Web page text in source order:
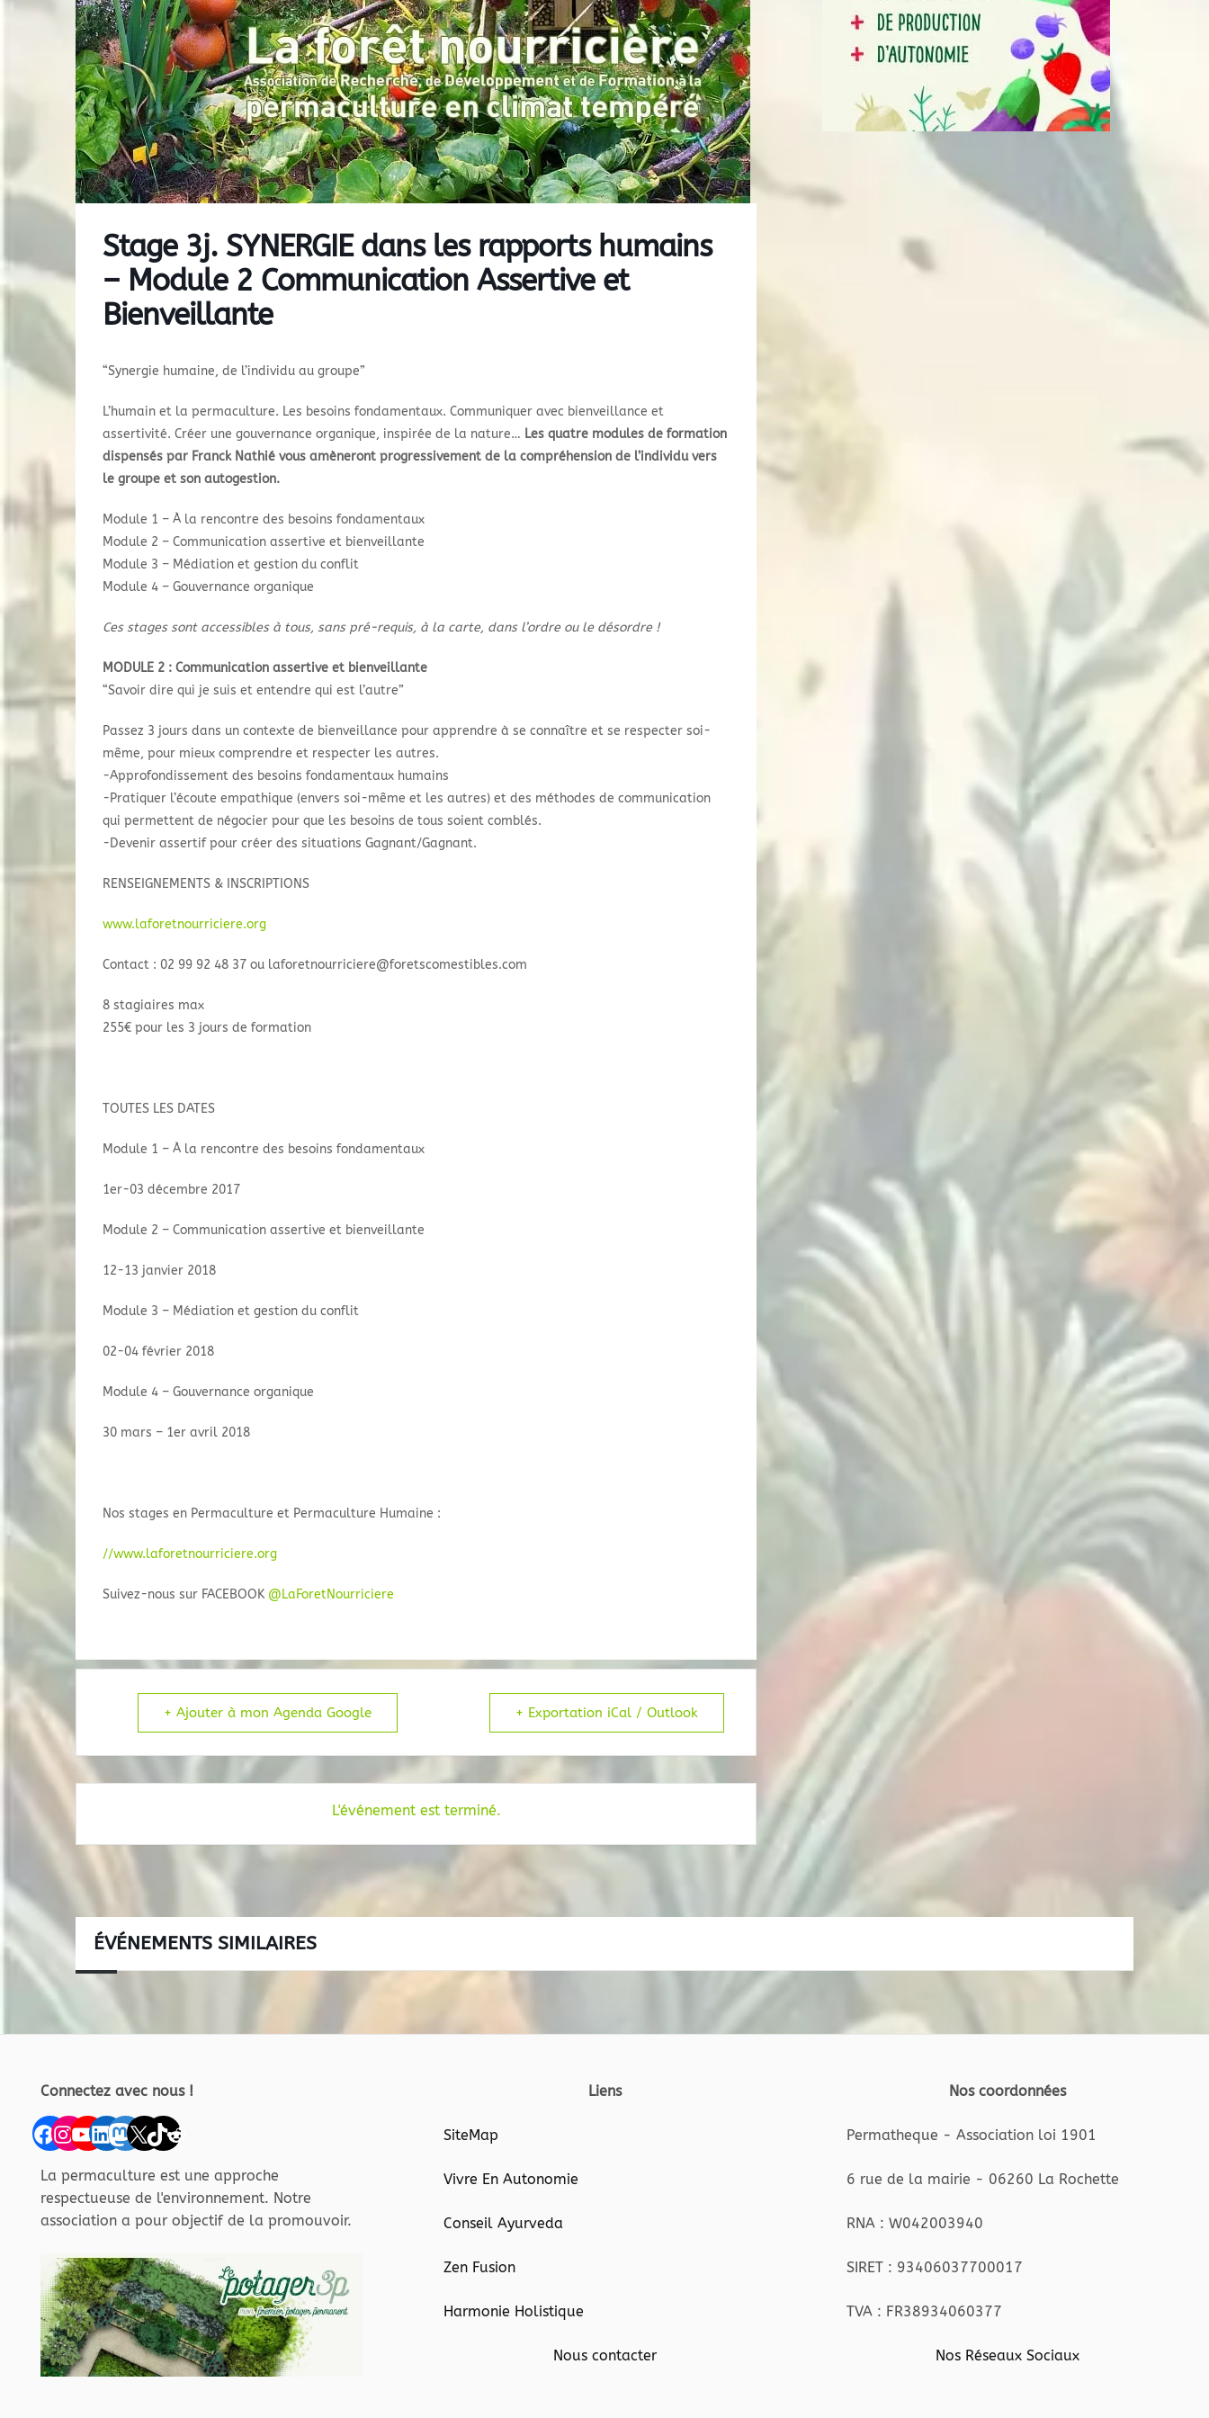
Stage 3j. SYNERGIE dans les rapports humains
– Module 2 Communication Assertive et
Bienveillante
“Synergie humaine, de l’individu au groupe”
L’humain et la permaculture. Les besoins fondamentaux. Communiquer avec bienveillance et
assertivité. Créer une gouvernance organique, inspirée de la nature… Les quatre modules de formation
dispensés par Franck Nathié vous amèneront progressivement de la compréhension de l’individu vers
le groupe et son autogestion.
Module 1 – À la rencontre des besoins fondamentaux
Module 2 – Communication assertive et bienveillante
Module 3 – Médiation et gestion du conflit
Module 4 – Gouvernance organique
Ces stages sont accessibles à tous, sans pré-requis, à la carte, dans l’ordre ou le désordre !
MODULE 2 : Communication assertive et bienveillante
“Savoir dire qui je suis et entendre qui est l’autre”
Passez 3 jours dans un contexte de bienveillance pour apprendre à se connaître et se respecter soi-
même, pour mieux comprendre et respecter les autres.
-Approfondissement des besoins fondamentaux humains
-Pratiquer l’écoute empathique (envers soi-même et les autres) et des méthodes de communication
qui permettent de négocier pour que les besoins de tous soient comblés.
-Devenir assertif pour créer des situations Gagnant/Gagnant.
RENSEIGNEMENTS & INSCRIPTIONS
www.laforetnourriciere.org
Contact : 02 99 92 48 37 ou laforetnourriciere@foretscomestibles.com
8 stagiaires max
255€ pour les 3 jours de formation
TOUTES LES DATES
Module 1 – À la rencontre des besoins fondamentaux
1er-03 décembre 2017
Module 2 – Communication assertive et bienveillante
12-13 janvier 2018
Module 3 – Médiation et gestion du conflit
02-04 février 2018
Module 4 – Gouvernance organique
30 mars – 1er avril 2018
Nos stages en Permaculture et Permaculture Humaine :
//www.laforetnourriciere.org
Suivez-nous sur FACEBOOK @LaForetNourriciere
+ Ajouter à mon Agenda Google + Exportation iCal / Outlook
L'événement est terminé.
ÉVÉNEMENTS SIMILAIRES
Connectez avec nous !
Facebook
Instagram
YouTube
LinkedIn
Mastodon
XTikTok
Reddit
La permaculture est une approche
respectueuse de l'environnement. Notre
association a pour objectif de la promouvoir.
Liens
SiteMap
Vivre En Autonomie
Conseil Ayurveda
Zen Fusion
Harmonie Holistique
Nous contacter
Nos coordonnées
Permatheque - Association loi 1901
6 rue de la mairie - 06260 La Rochette
RNA : W042003940
SIRET : 93406037700017
TVA : FR38934060377
Nos Réseaux Sociaux